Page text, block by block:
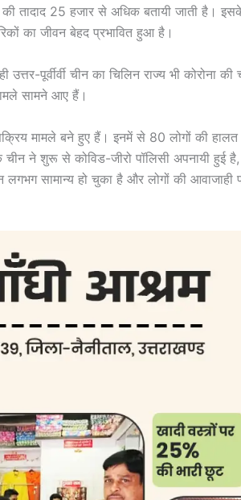
तादाद 25 हजार से अधिक बतायी जाती है।
का जीवन बेहद प्रभावित हुआ है।
पूर्वीर्वी चीन का चिलिन राज्य भी कोरोना
सामने आए हैं।
मामले बने हुए हैं। इनमें से 80 लोगों की हालत
ने शुरू से कोविड-जीरो पॉलिसी अपनायी हुई
सामान्य हो चुका है और लोगों की आवाजाही